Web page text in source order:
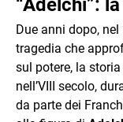
“Adelchi”:
Due anni dopo,
tragedia che
sul potere, la
nell’VIII secolo,
da parte dei